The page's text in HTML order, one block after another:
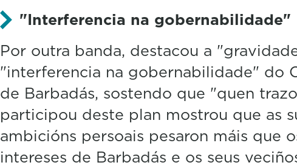
"Interferencia na gobernabilidade"
Por outra banda, destacou a
"interferencia na gobernabilidade" do
de Barbadás, sostendo que "quen
participou deste plan mostrou que as
ambicións persoais pesaron máis que
intereses de Barbadás e os seus